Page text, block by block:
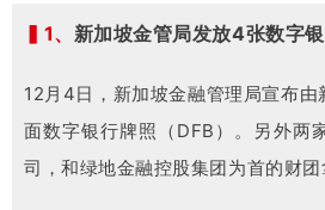
▍1、 新加坡金管局发放4张数字
12月4日，新加坡金融管理局宣布
面数字银行牌照（DFB）。另外两
司，和绿地金融控股集团为首的财